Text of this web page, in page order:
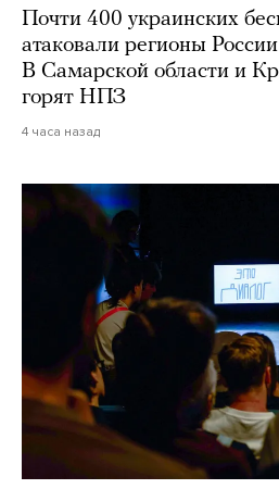
Почти 400 украинских
атаковали регионы
В Самарской области и
горят НПЗ
4 часа назад